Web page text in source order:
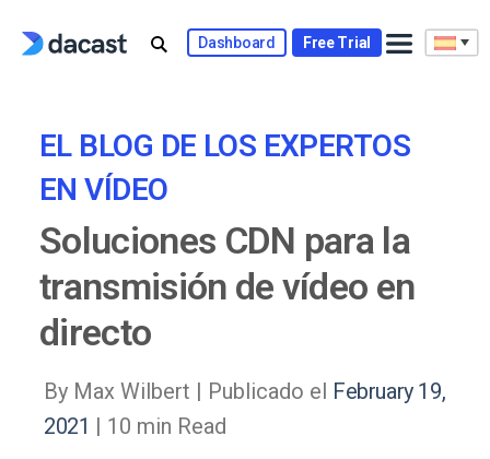
Dashboard Free Trial
EL BLOG DE LOS EXPERTOS
EN VÍDEO
Soluciones CDN para la
transmisión de vídeo en
directo
By Max Wilbert | Publicado el February 19,
2021 | 10 min Read